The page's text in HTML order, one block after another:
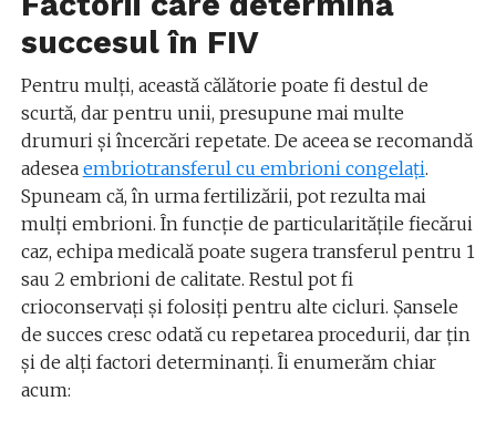
succesul în FIV
Pentru mulți, această călătorie poate fi destul de
scurtă, dar pentru unii, presupune mai multe
drumuri și încercări repetate. De aceea se recomandă
adesea embriotransferul cu embrioni congelați.
Spuneam că, în urma fertilizării, pot rezulta mai
mulți embrioni. În funcție de particularitățile fiecărui
caz, echipa medicală poate sugera transferul pentru 1
sau 2 embrioni de calitate. Restul pot fi
crioconservați și folosiți pentru alte cicluri. Șansele
de succes cresc odată cu repetarea procedurii, dar țin
și de alți factori determinanți. Îi enumerăm chiar
acum: